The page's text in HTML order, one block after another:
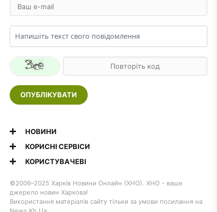
ОПУБЛІКУВАТИ
НОВИНИ
КОРИСНІ СЕРВІСИ
КОРИСТУВАЧЕВІ
©2006–2025 Харків Новини Онлайн (ХНО). ХНО - ваше
джерело новин Харкова!
Використання матеріалів сайту тільки за умови посилання на